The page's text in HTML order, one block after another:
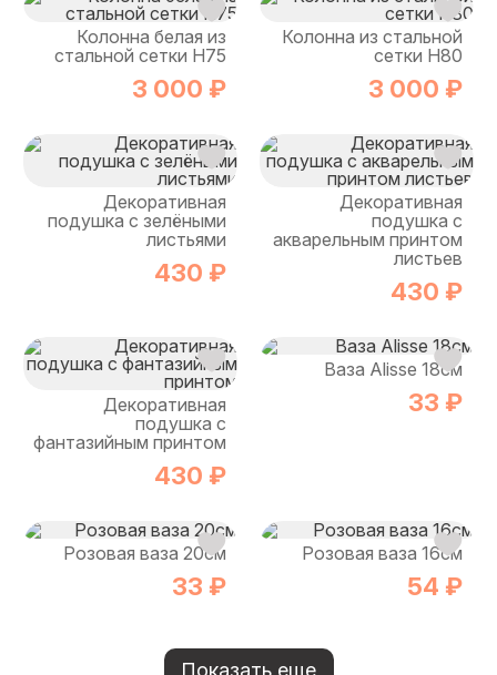
Колонна белая из
стальной сетки H75
3 000 ₽
Колонна из стальной
сетки H80
3 000 ₽
Декоративная
подушка с зелёными
листьями
430 ₽
Декоративная
подушка с
акварельным принтом
листьев
430 ₽
Декоративная
подушка с
фантазийным принтом
430 ₽
Ваза Alisse 18см
33 ₽
Розовая ваза 20см
33 ₽
Розовая ваза 16см
54 ₽
Показать еще